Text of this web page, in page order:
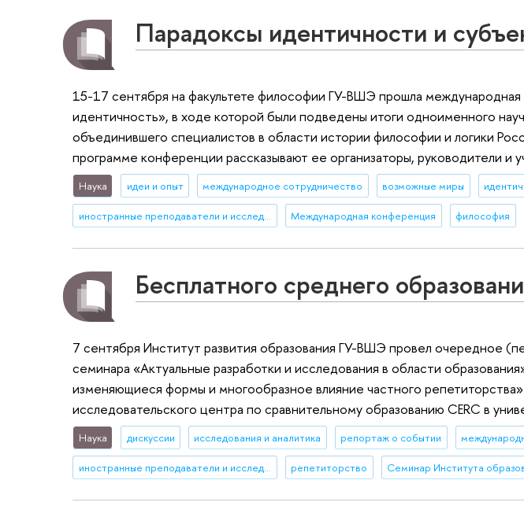
Парадоксы идентичности и
15-17 сентября на факультете философии ГУ-ВШЭ прошла
идентичность», в ходе которой были подведены итоги одноименного
объединившего специалистов в области истории философии и логики
программе конференции рассказывают ее организаторы, руководители и
Наука идеи и опыт международное сотрудничество возможные миры
Международная конференция философия
Бесплатного среднего
7 сентября Институт развития образования ГУ-ВШЭ провел очередное
семинара «Актуальные разработки и исследования в области
изменяющиеся формы и многообразное влияние частного
исследовательского центра по сравнительному образованию CERC в
Наука дискуссии исследования и аналитика репортаж о событии
иностранные преподаватели и исследователи репетиторство